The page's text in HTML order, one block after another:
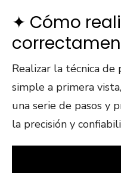
✦ Cómo
Realizar la técnica
simple a primera
una serie de pasos y
la precisión y